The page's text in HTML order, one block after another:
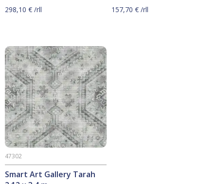
298,10 € /rll 157,70 € /rll
Smart Art Gallery Tarah
47302